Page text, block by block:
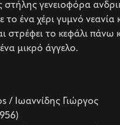
γενειοφόρα
ένα χέρι γυμνό νεανία
στρέφει το κεφάλι πάνω
μικρό άγγελο.
/ Ιωαννίδης Γιώργος